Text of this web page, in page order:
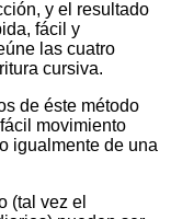
y el resultado
fácil y
las cuatro
cursiva.
de éste método
movimiento
igualmente de una
(tal vez el